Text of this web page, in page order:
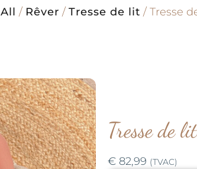
All / Rêver / Tresse de lit / Tresse
Tresse de
€ 82,99 (TVAC)